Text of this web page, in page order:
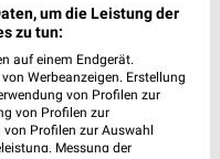
2 Prospekte
um die Leistung der
zu tun:
auf einem Endgerät.
Werbeanzeigen. Erstellung
von Profilen zur
von Profilen zur
Profilen zur Auswahl
Messung der